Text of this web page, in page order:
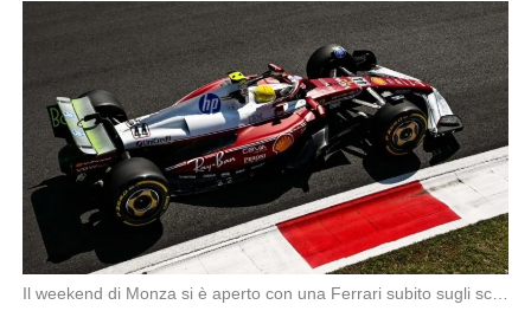
Il weekend di Monza si è aperto con una Ferrari subito sugli scudi. Nella prima […]